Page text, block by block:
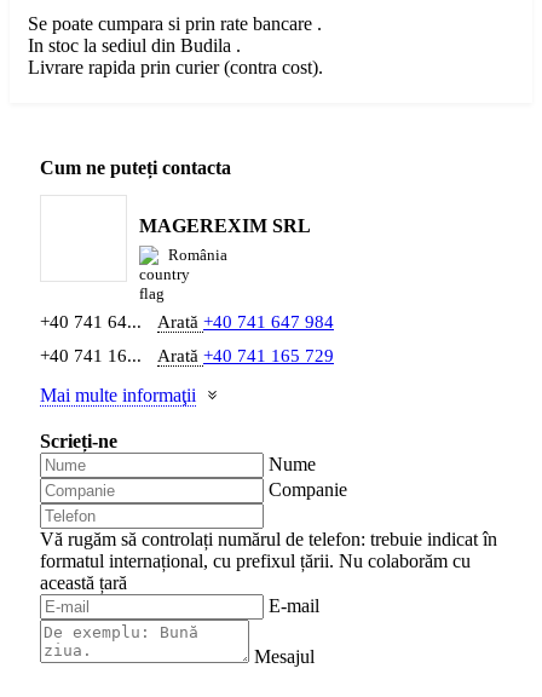
Se poate cumpara si prin rate bancare .
In stoc la sediul din Budila .
Livrare rapida prin curier (contra cost).
Cum ne puteți contacta
MAGEREXIM SRL
România
+40 741 64... Arată +40 741 647 984
+40 741 16...
Arată +40 741 165 729
Mai multe informaţii
Scrieți-ne
Nume
Companie
Vă rugăm să controlați numărul de telefon: trebuie indicat în
formatul internațional, cu prefixul țării. Nu colaborăm cu
această țară
E-mail
Mesajul